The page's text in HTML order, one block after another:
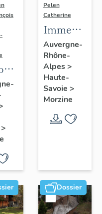
>
Pelen
Catherine
Immeuble
dit
résidence
Sosna
Auvergne-
Rhône-
Alpes>
Haute-
Savoie >
Morzine
Dossier